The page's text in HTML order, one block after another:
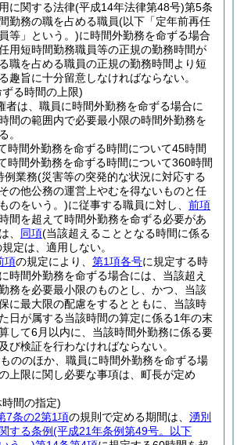
に関する法律(平成14年法律第48号)第5条
勤務の職を占める職員(以下「定年前再任
等」という。)に時間外勤務を命ずる場合
用短時間勤務職員等の正規の勤務時間が
職を占める職員の正規の勤務時間より短
趣旨に十分留意しなければならない。
る時間の上限)
者は、職員に時間外勤務を命ずる場合に
間の範囲内で必要最小限の時間外勤務を
。
時間外勤務を命ずる時間について45時間
時間外勤務を命ずる時間について360時間
例業務(災害等の突発的な状況に対応する
の他公務の運営上やむを得ないものと任
のをいう。)に従事する職員に対し、 前項
間を超えて時間外勤務を命ずる必要があ
、 同項(当該超えることとなる時間に係る
定は、適用しない。
項の規定により、 第1項各号に規定する時
時間外勤務を命ずる場合には、当該超え
務を必要最小限のものとし、かつ、当該
に最大限の配慮をするとともに、当該時
日が属する当該時間の算定に係る1年の末
して6月以内に、当該時間外勤務に係る要
び検証を行わなければならない。
ののほか、職員に時間外勤務を命ずる場
上限に関し必要な事項は、町長が定め
間の指定)
7条の2第1項の規則で定める期間は、 湧別
する条例(平成21年条例第49号。以下